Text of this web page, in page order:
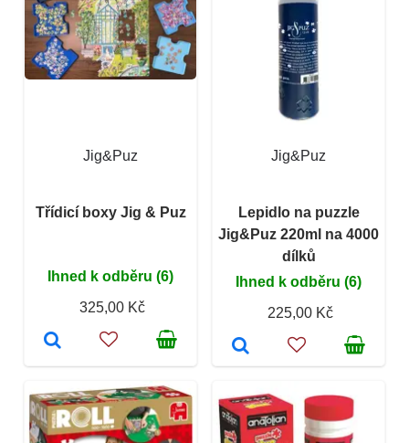
Jig&Puz
Třídicí boxy Jig & Puz
Ihned k odběru (6)
325,00 Kč
Jig&Puz
Lepidlo na puzzle
Jig&Puz 220ml na 4000
dílků
Ihned k odběru (6)
225,00 Kč